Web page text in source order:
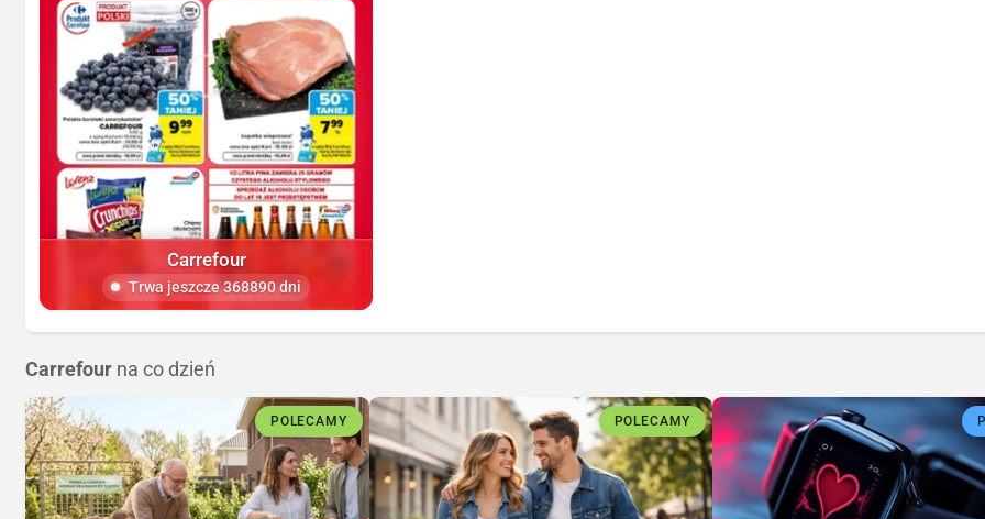
Carrefour
Trwa jeszcze 368890 dni
Carrefour na co dzień
POLECAMY POLECAMY